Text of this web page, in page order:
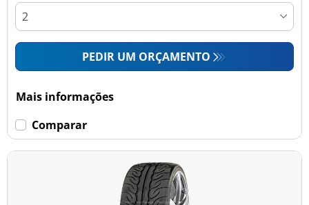
PEDIR UM ORÇAMENTO
Mais informações
Comparar